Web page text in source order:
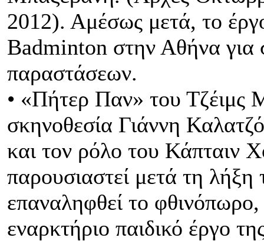
2012). Αμέσως μετά, το
Badminton στην Αθήνα για
παραστάσεων.
• «Πήτερ Παν» του Τζέιμς
σκηνοθεσία Γιάννη
και τον ρόλο του Κάπταιν
παρουσιαστεί μετά τη
επαναληφθεί το
εναρκτήριο παιδικό έργο